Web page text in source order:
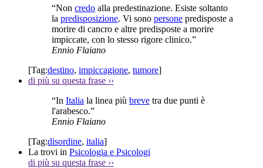
“Non credo alla predestinazione. Esiste soltanto
la predisposizione. Vi sono persone predisposte a
morire di cancro e altre predisposte a morire
impiccate, con lo stesso rigore clinico.”
Ennio Flaiano
[Tag:destino, impiccagione, tumore]
di più su questa frase ››
“In Italia la linea più breve tra due punti è
l'arabesco.”
Ennio Flaiano
[Tag:disordine, italia]
La trovi in Psicologia e Psicologi
di più su questa frase ››